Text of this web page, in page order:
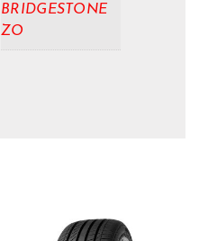
BRIDGESTONE
ZO